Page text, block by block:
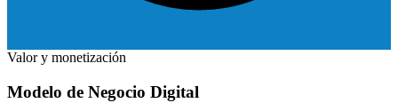
Valor y monetización
Modelo de Negocio Digital